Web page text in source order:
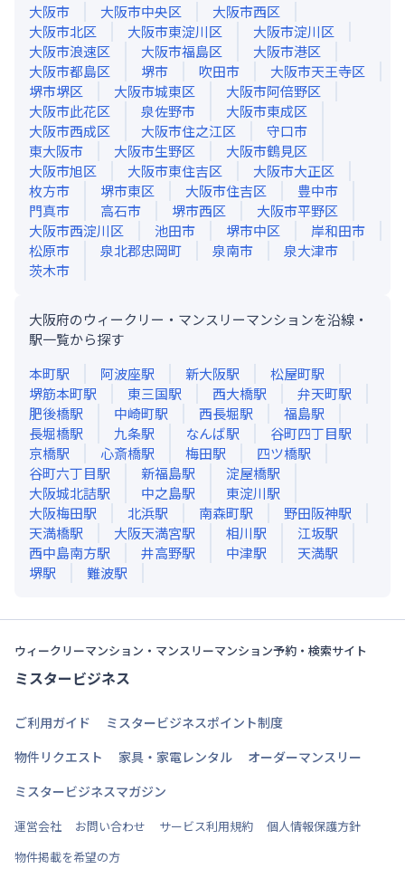
大阪市
大阪市中央区
大阪市西区
大阪市北区
大阪市東淀川区
大阪市淀川区
大阪市浪速区
大阪市福島区
大阪市港区
大阪市都島区
堺市 吹田市
大阪市天王寺区
堺市堺区
大阪市城東区
大阪市阿倍野区
大阪市此花区
泉佐野市
大阪市東成区
大阪市西成区
大阪市住之江区
守口市
東大阪市
大阪市生野区
大阪市鶴見区
大阪市旭区
大阪市東住吉区
大阪市大正区
枚方市
堺市東区 大阪市住吉区
豊中市
門真市
高石市 堺市西区
大阪市平野区
大阪市西淀川区
池田市 堺市中区
岸和田市
松原市
泉北郡忠岡町 泉南市
泉大津市
茨木市
大阪府のウィークリー・マンスリーマンションを沿線・
駅一覧から探す
本町駅 阿波座駅 新大阪駅 松屋町駅
堺筋本町駅 東三国駅 西大橋駅 弁天町駅
肥後橋駅 中崎町駅 西長堀駅 福島駅
長堀橋駅 九条駅 なんば駅 谷町四丁目駅
京橋駅 心斎橋駅 梅田駅 四ツ橋駅
谷町六丁目駅 新福島駅 淀屋橋駅
大阪城北詰駅 中之島駅 東淀川駅
大阪梅田駅 北浜駅 南森町駅 野田阪神駅
天満橋駅 大阪天満宮駅 相川駅 江坂駅
西中島南方駅 井高野駅 中津駅 天満駅
堺駅 難波駅
ウィークリーマンション・マンスリーマンション予約・検索サイト
ミスタービジネス
ご利用ガイド
ミスタービジネスポイント制度
物件リクエスト
家具・家電レンタル
オーダーマンスリー
ミスタービジネスマガジン
運営会社 お問い合わせ サービス利用規約
個人情報保護方針
物件掲載を希望の方